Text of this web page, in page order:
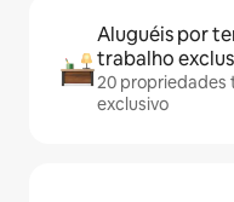
Aluguéis por
trabalho
20 propriedades
exclusivo